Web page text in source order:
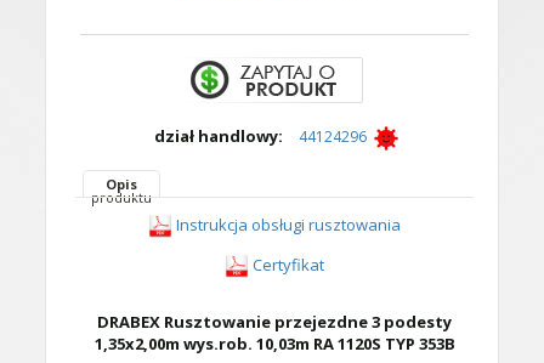
dział handlowy: 44124296
Opis
produktu
Instrukcja obsługi rusztowania
Certyfikat
DRABEX Rusztowanie przejezdne 3 podesty
1,35x2,00m wys.rob. 10,03m RA 1120S TYP 353B